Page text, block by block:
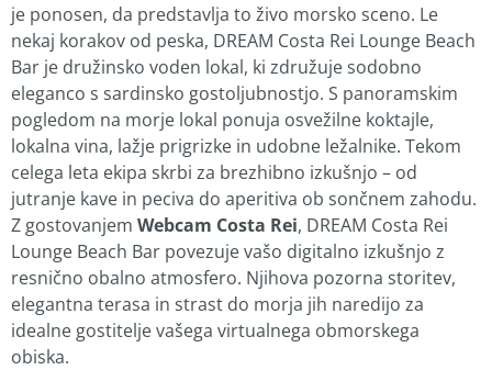
je ponosen, da predstavlja to živo morsko sceno. Le
nekaj korakov od peska, DREAM Costa Rei Lounge Beach
Bar je družinsko voden lokal, ki združuje sodobno
eleganco s sardinsko gostoljubnostjo. S panoramskim
pogledom na morje lokal ponuja osvežilne koktajle,
lokalna vina, lažje prigrizke in udobne ležalnike. Tekom
celega leta ekipa skrbi za brezhibno izkušnjo – od
jutranje kave in peciva do aperitiva ob sončnem zahodu.
Z gostovanjem Webcam Costa Rei, DREAM Costa Rei
Lounge Beach Bar povezuje vašo digitalno izkušnjo z
resnično obalno atmosfero. Njihova pozorna storitev,
elegantna terasa in strast do morja jih naredijo za
idealne gostitelje vašega virtualnega obmorskega
obiska.